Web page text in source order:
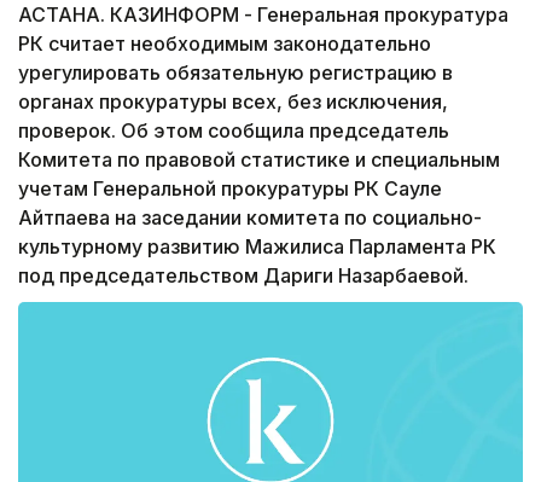
АСТАНА. КАЗИНФОРМ - Генеральная прокуратура
РК считает необходимым законодательно
урегулировать обязательную регистрацию в
органах прокуратуры всех, без исключения,
проверок. Об этом сообщила председатель
Комитета по правовой статистике и специальным
учетам Генеральной прокуратуры РК Сауле
Айтпаева на заседании комитета по социально-
культурному развитию Мажилиса Парламента РК
под председательством Дариги Назарбаевой.